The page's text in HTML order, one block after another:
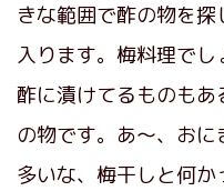
きな範囲で酢の物を
入ります。梅料理で
酢に漬けてるものも
の物です。あ〜、お
多いな、梅干しと何